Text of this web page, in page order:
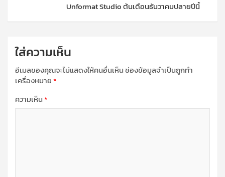
Unformat Studio ต้นเดือนธันวาคมปลายปีนี้
ใส่ความเห็น
อีเมลของคุณจะไม่แสดงให้คนอื่นเห็นช่องข้อมูลจำเป็นถูกทำ
เครื่องหมาย*
ความเห็น*